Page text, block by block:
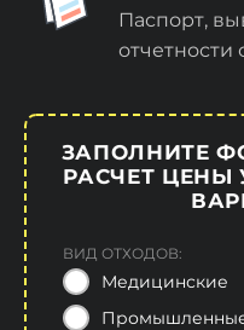
Паспорт,
отчетности
ЗАПОЛНИТЕ
РАСЧЕТ ЦЕНЫ
ВИД ОТХОДОВ:
Медицинские